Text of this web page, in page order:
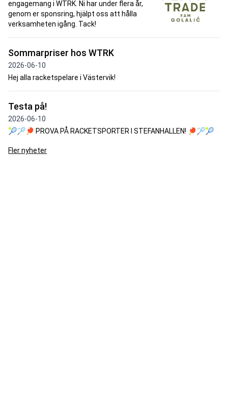
engagemang i WTRK. Ni har under flera år,
genom er sponsring, hjälpt oss att hålla
verksamheten igång. Tack!
Sommarpriser hos WTRK
2026-06-10
Hej alla racketspelare i Västervik!
Testa på!
2026-06-10
🎾🏸🏓 PROVA PÅ RACKETSPORTER I STEFANHALLEN! 🏓🏸🎾
Fler nyheter